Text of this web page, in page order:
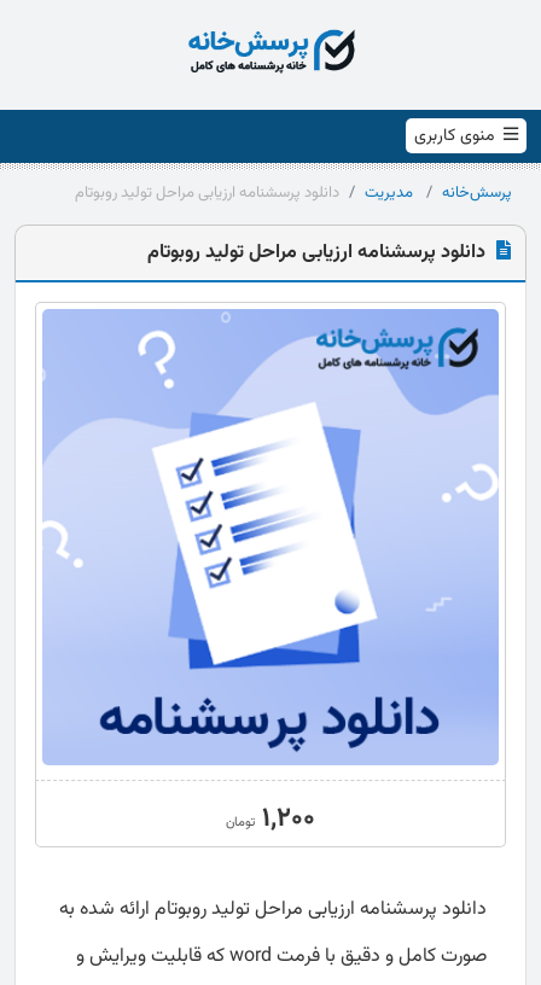
منوی کاربری
پرسش‌خانه مدیریت دانلود پرسشنامه ارزیابی مراحل تولید روبوتام
دانلود پرسشنامه ارزیابی مراحل تولید روبوتام
1,200 تومان
دانلود پرسشنامه ارزیابی مراحل تولید روبوتام ارائه شده به
صورت کامل و دقیق با فرمت word که قابلیت ویرایش و